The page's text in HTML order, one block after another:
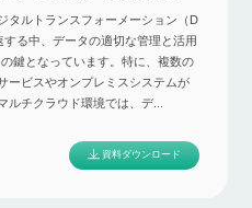
タルトランスフォーメーション（D
する中、データの適切な管理と活用
鍵となっています。特に、複数の
ービスやオンプレミスシステムが
ルチクラウド環境では、デ...
資料ダウンロード